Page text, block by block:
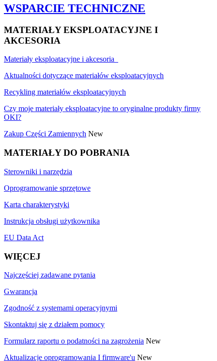
WSPARCIE TECHNICZNE
MATERIAŁY EKSPLOATACYJNE I
AKCESORIA
Materiały eksploatacyjne i akcesoria
Aktualności dotyczące materiałów eksploatacyjnych
Recykling materiałów eksploatacyjnych
Czy moje materiały eksploatacyjne to oryginalne produkty firmy
OKI?
Zakup Części Zamiennych New
MATERIAŁY DO POBRANIA
Sterowniki i narzędzia
Oprogramowanie sprzętowe
Karta charakterystyki
Instrukcja obsługi użytkownika
EU Data Act
WIĘCEJ
Najczęściej zadawane pytania
Gwarancja
Zgodność z systemami operacyjnymi
Skontaktuj się z działem pomocy
Formularz raportu o podatności na zagrożenia New
Aktualizacje oprogramowania I firmware'u New